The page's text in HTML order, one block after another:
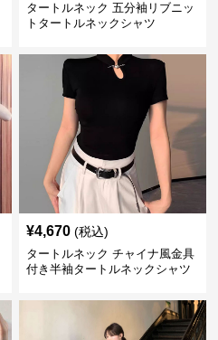
タートルネック 五分袖リブニッ
トタートルネックシャツ
¥4,670 (税込)
タートルネック チャイナ風金具
付き半袖タートルネックシャツ